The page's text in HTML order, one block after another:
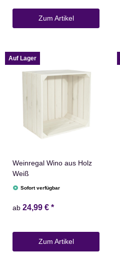
Zum Artikel
Auf Lager
Weinregal Wino aus Holz
Weiß
Sofort verfügbar
ab 24,99 € *
Zum Artikel